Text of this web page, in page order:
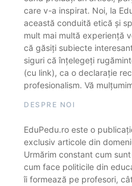
care v-a inspirat. Noi, la
această conduită etică și
mult mai multă experiență
că găsiți subiecte
siguri că înțelegeți
(cu link), ca o declarație
profesionalism. Vă
DESPRE NOI
EduPedu.ro este o
exclusiv articole din
Urmărim constant cum
cum face politicile din
îi formează pe profesori,